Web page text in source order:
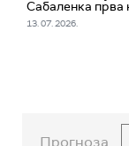
Сабаленка прва
13. 07. 2026.